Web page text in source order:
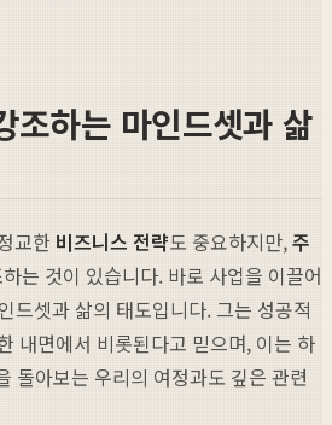
조하는 마인드셋과 삶
교한 비즈니스 전략도 중요하지만,주
는 것이 있습니다. 바로 사업을 이끌어
드셋과 삶의 태도입니다. 그는 성공적
내면에서 비롯된다고 믿으며, 이는 하
돌아보는 우리의 여정과도 깊은 관련